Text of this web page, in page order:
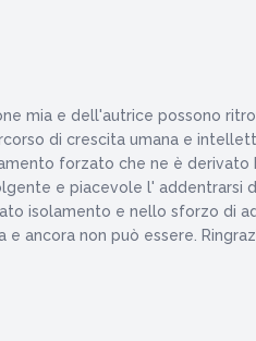
mia e dell'autrice possono
di crescita umana e
forzato che ne è derivato
e piacevole l' addentrarsi
isolamento e nello sforzo di
ancora non può essere.